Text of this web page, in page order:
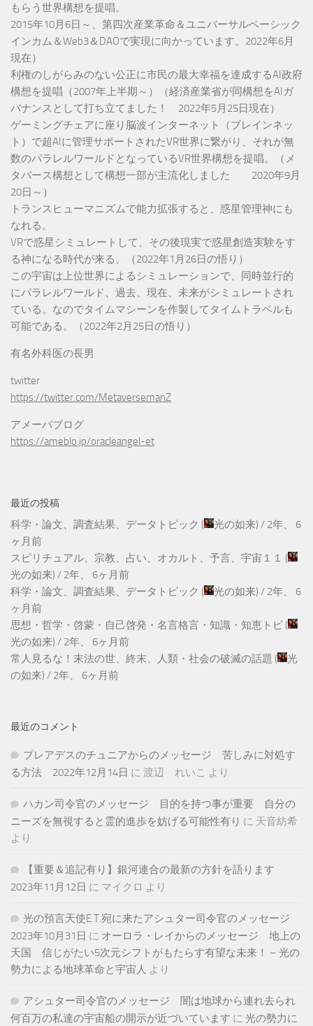
もらう世界構想を提唱。
2015年10月6日～、第四次産業革命＆ユニバーサルベーシック
インカム＆Web3＆DAOで実現に向かっています。2022年6月
現在）
利権のしがらみのない公正に市民の最大幸福を達成するAI政府
構想を提唱（2007年上半期～）（経済産業省が同構想をAIガ
バナンスとして打ち立てました！ 2022年5月25日現在）
ゲーミングチェアに座り脳波インターネット（ブレインネッ
ト）で超AIに管理サポートされたVR世界に繋がり、それが無
数のパラレルワールドとなっているVR世界構想を提唱。（メ
タバース構想として構想一部が主流化しました 2020年9月
20日～）
トランスヒューマニズムで能力拡張すると、惑星管理神にも
なれる。
VRで惑星シミュレートして、その後現実で惑星創造実験をす
る神になる時代が来る。（2022年1月26日の悟り）
この宇宙は上位世界によるシミュレーションで、同時並行的
にパラレルワールド、過去、現在、未来がシミュレートされ
ている。なのでタイムマシーンを作製してタイムトラベルも
可能である。（2022年2月25日の悟り）
有名外科医の長男
twitter
https://twitter.com/MetaversemanZ
アメーバブログ
https://ameblo.jp/oracleangel-et
最近の投稿
科学・論文、調査結果、データトピック ( 光の如来) / 2年、 6
ヶ月前
スピリチュアル、宗教、占い、オカルト、予言、宇宙１１ (
光の如来) / 2年、 6ヶ月前
科学・論文、調査結果、データトピック ( 光の如来) / 2年、 6
ヶ月前
思想・哲学・啓蒙・自己啓発・名言格言・知識・知恵トピ (
光の如来) / 2年、 6ヶ月前
常人見るな！末法の世、終末、人類・社会の破滅の話題 (
光
の如来) / 2年、 6ヶ月前
最近のコメント
プレアデスのチュニアからのメッセージ 苦しみに対処す
る方法 2022年12月14日 に 渡辺 れいこ より
ハカン司令官のメッセージ 目的を持つ事が重要 自分の
ニーズを無視すると霊的進歩を妨げる可能性有り に 天音紡希
より
【重要＆追記有り】銀河連合の最新の方針を語ります
2023年11月12日 に マイクロ より
光の預言天使E.T.宛に来たアシュター司令官のメッセージ
2023年10月31日 に オーロラ・レイからのメッセージ 地上の
天国 信じがたい5次元シフトがもたらす有望な未来！ – 光の
勢力による地球革命と宇宙人 より
アシュター司令官のメッセージ 闇は地球から連れ去られ
何百万の私達の宇宙船の開示が近づいています に 光の勢力に